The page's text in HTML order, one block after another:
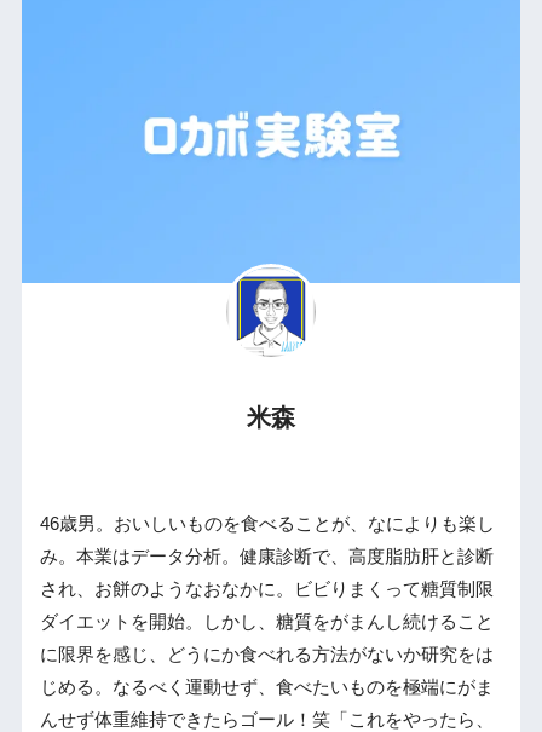
米森
46歳男。おいしいものを食べることが、なによりも楽し
み。本業はデータ分析。健康診断で、高度脂肪肝と診断
され、お餅のようなおなかに。ビビりまくって糖質制限
ダイエットを開始。しかし、糖質をがまんし続けること
に限界を感じ、どうにか食べれる方法がないか研究をは
じめる。なるべく運動せず、食べたいものを極端にがま
んせず体重維持できたらゴール！笑「これをやったら、